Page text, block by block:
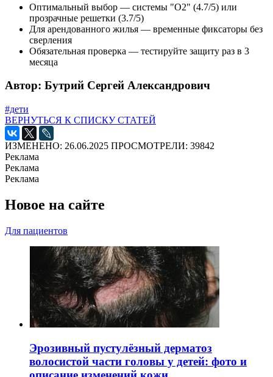
Оптимальный выбор — системы "О2" (4.7/5) или
прозрачные решетки (3.7/5)
Для арендованного жилья — временные фиксаторы без
сверления
Обязательная проверка — тестируйте защиту раз в 3
месяца
Автор: Бутрий Сергей Александрович
#дети
ВЕРНУТЬСЯ К СПИСКУ СТАТЕЙ
ИЗМЕНЕНО: 26.06.2025 ПРОСМОТРЕЛИ: 39842
Реклама
Реклама
Реклама
Новое на сайте
Для пациентов
Эрозивный пустулёзный дерматоз
волосистой части головы у детей: фото и